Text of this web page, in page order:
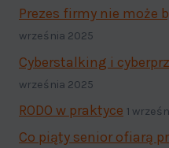
Prezes firmy nie może
września 2025
Cyberstalking i
września 2025
RODO w praktyce 1
Co piąty senior ofiarą